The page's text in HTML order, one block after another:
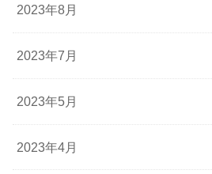
2023年8月
2023年7月
2023年5月
2023年4月